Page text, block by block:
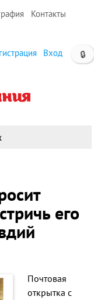
Контакты
🔒
Вход
его
Почтовая
открыткас